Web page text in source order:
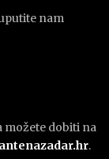
nam
možete dobiti na
.